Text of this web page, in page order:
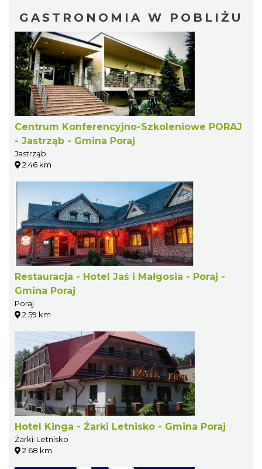
GASTRONOMIA W POBLIŻU
Centrum Konferencyjno-Szkoleniowe PORAJ
- Jastrząb - Gmina Poraj
Jastrząb
2.46 km
Restauracja - Hotel Jaś i Małgosia - Poraj -
Gmina Poraj
Poraj
2.59 km
Hotel Kinga - Żarki Letnisko - Gmina Poraj
Żarki-Letnisko
2.68 km